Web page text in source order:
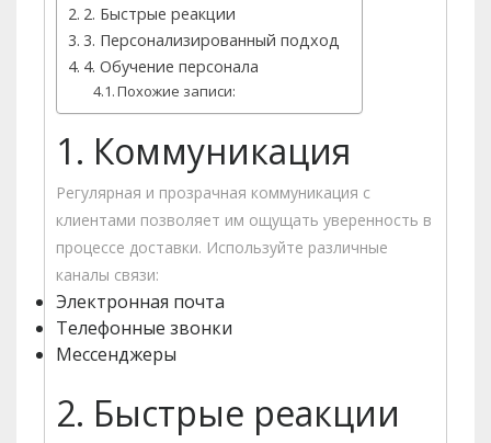
2. Быстрые реакции
3. Персонализированный подход
4. Обучение персонала
Похожие записи:
1. Коммуникация
Регулярная и прозрачная коммуникация с
клиентами позволяет им ощущать уверенность в
процессе доставки. Используйте различные
каналы связи:
Электронная почта
Телефонные звонки
Мессенджеры
2. Быстрые реакции